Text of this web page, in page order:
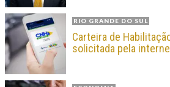
RIO GRANDE DO SUL
Carteira de
solicitada pela